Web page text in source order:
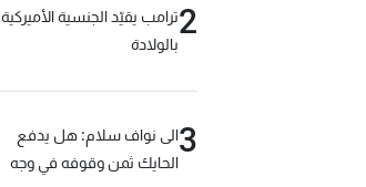
2ترامب يقيّد الجنسية الأميركية
بالولادة
3الى نواف سلام: هل يدفع
الحايك ثمن وقوفه في وجه